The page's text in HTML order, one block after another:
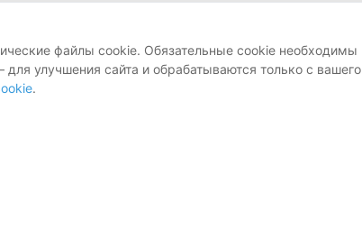
файлы cookie. Обязательные cookie необходимы
для улучшения сайта и обрабатываются только с вашего
.